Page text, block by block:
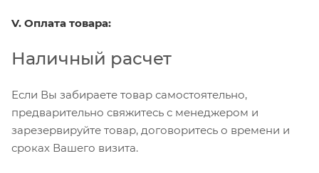
V. Оплата товара:
Наличный расчет
Если Вы забираете товар самостоятельно,
предварительно свяжитесь с менеджером и
зарезервируйте товар, договоритесь о времени и
сроках Вашего визита.